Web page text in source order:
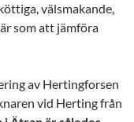
välsmakande,
som att jämföra
av Hertingforsen
vid Herting från